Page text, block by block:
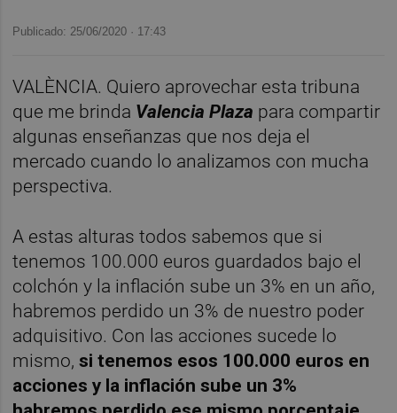
Publicado: 25/06/2020 · 17:43
VALÈNCIA. Quiero aprovechar esta tribuna
que me brinda Valencia Plaza para compartir
algunas enseñanzas que nos deja el
mercado cuando lo analizamos con mucha
perspectiva.
A estas alturas todos sabemos que si
tenemos 100.000 euros guardados bajo el
colchón y la inflación sube un 3% en un año,
habremos perdido un 3% de nuestro poder
adquisitivo. Con las acciones sucede lo
mismo,si tenemos esos 100.000 euros en
acciones y la inflación sube un 3%